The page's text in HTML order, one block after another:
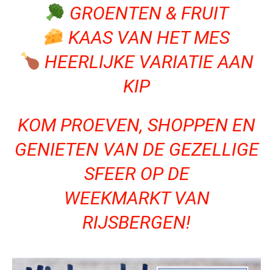
GROENTEN & FRUIT
KAAS VAN HET MES
HEERLIJKE VARIATIE AAN
KIP
KOM PROEVEN, SHOPPEN EN
GENIETEN VAN DE GEZELLIGE
SFEER OP DE
WEEKMARKT VAN
RIJSBERGEN!